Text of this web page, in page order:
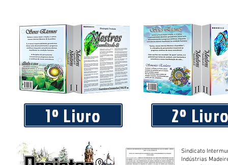
1º Livro 2º
Sindicato
Indústrias